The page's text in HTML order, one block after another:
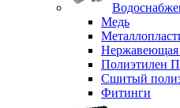
Медь
Нержавеющая
Полиэтилен
Сшитый
Фитинги